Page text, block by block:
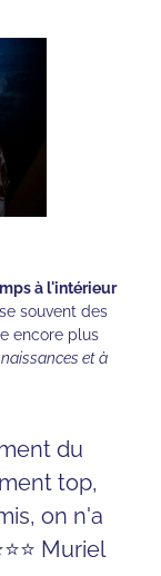
à l'intérieur
souvent des
encore plus
et à
du
top,
on n'a
Muriel